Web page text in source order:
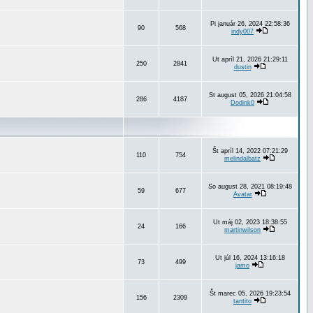
90 568
Pi január 26, 2024 22:58:36
indy007
250 2841
Ut apríl 21, 2026 21:29:11
dustin
286 4187
St august 05, 2026 21:04:58
Dodink0
110 754
Št apríl 14, 2022 07:21:29
melindalbatz
59 677
So august 28, 2021 08:19:48
Avatar
24 166
Ut máj 02, 2023 18:38:55
martinwilson
73 499
Ut júl 16, 2024 13:16:18
jamo
156 2309
Št marec 05, 2026 19:23:54
tantito